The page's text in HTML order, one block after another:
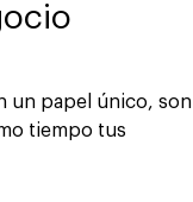
un papel único, son
tiempo tus